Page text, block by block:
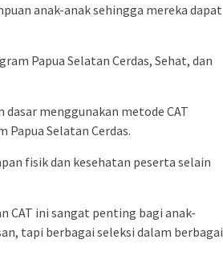
anak-anak sehingga mereka dapat
Papua Selatan Cerdas, Sehat, dan
menggunakan metode CAT
Papua Selatan Cerdas.
fisik dan kesehatan peserta selain
CAT ini sangat penting bagi anak-
tapi berbagai seleksi dalam berbagai